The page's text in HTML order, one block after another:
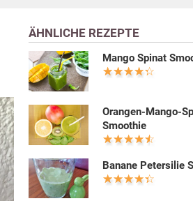
ÄHNLICHE REZEPTE
Mango Spinat
Orangen-Mango-
Smoothie
Banane Petersilie